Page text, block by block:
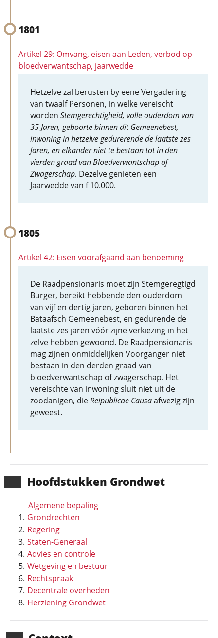
Hoofd­stukken Grondwet
Algemene bepaling
Grondrechten
Regering
Staten-Generaal
Advies en controle
Wetgeving en bestuur
Rechtspraak
Decentrale overheden
Herziening Grondwet
1801
Artikel 29: Omvang, eisen aan Leden, verbod op
bloedverwantschap, jaarwedde
Hetzelve zal berusten by eene Vergadering
van twaalf Personen, in welke vereischt
worden Stemgerechtigheid, volle ouderdom van
35 Jaren, geboorte binnen dit Gemeenebest,
inwoning in hetzelve gedurerende de laatste zes
Jaren, en elkander niet te bestaan tot in den
vierden graad van Bloedverwantschap of
Zwagerschap. Dezelve genieten een
Jaarwedde van f 10.000.
1805
Artikel 42: Eisen voorafgaand aan benoeming
De Raadpensionaris moet zijn Stemgeregtigd
Burger, bereikt hebbende den ouderdom
van vijf en dertig jaren, geboren binnen het
Bataafsch Gemeenebest, en gedurende de
laatste zes jaren vóór zijne verkiezing in het
zelve hebben gewoond. De Raadpensionaris
mag zijnen onmiddelijken Voorganger niet
bestaan in den derden graad van
bloedverwantschap of zwagerschap. Het
vereischte van inwoning sluit niet uit de
zoodanigen, dieReipublicae Causaafwezig zijn
geweest.